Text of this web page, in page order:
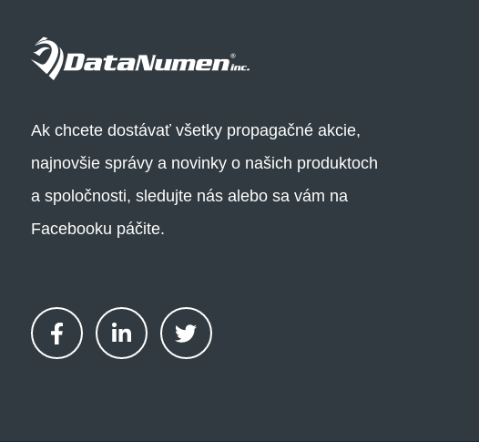
Ak chcete dostávať všetky propagačné akcie,
najnovšie správy a novinky o našich produktoch
a spoločnosti, sledujte nás alebo sa vám na
Facebooku páčite.